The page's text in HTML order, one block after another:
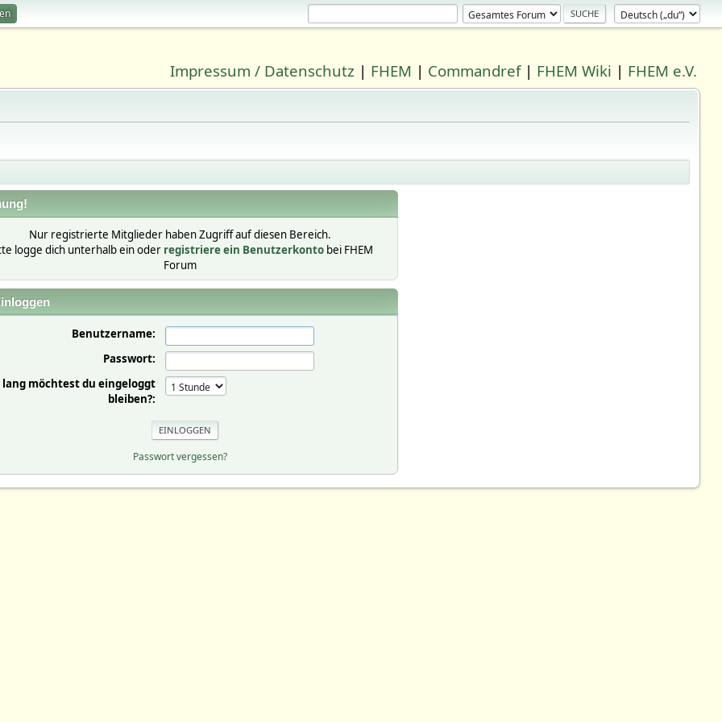
Impressum / Datenschutz | FHEM | Commandref| FHEM Wiki | FHEM e.V.
Nur registrierte Mitglieder haben Zugriff auf diesen Bereich.
logge dich unterhalb ein oder registriere ein Benutzerkontobei FHEM
Forum
Benutzername:
Passwort:
lang möchtest du eingeloggt
bleiben?:
Passwort vergessen?